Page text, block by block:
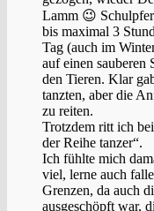
Lamm 😉
bis maximal 3
Tag (auch im
auf einen sauberen
den Tieren. Klar
tanzten, aber die
zu reiten.
Trotzdem ritt ich
der Reihe tanzer“.
Ich fühlte mich
viel, lerne auch
Grenzen, da auch
ausgeschöpft war,